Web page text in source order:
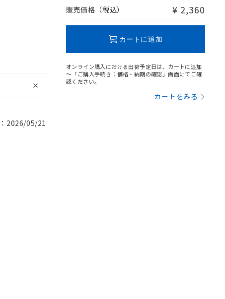
2026/05/21
販売価格（税込） ¥ 2,360
カートに追加
オンライン購入における出荷予定日は、カートに追加
～「ご購入手続き：価格・納期の確認」画面にてご確
認ください。
カートをみる